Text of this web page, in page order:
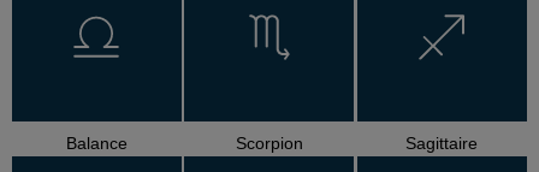
Balance Scorpion Sagittaire